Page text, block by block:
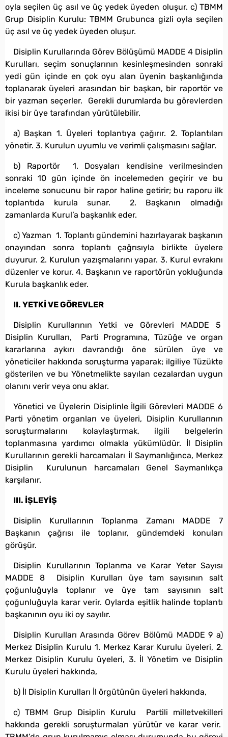
oyla seçilen üç asıl ve üç yedek üyeden oluşur. c) TBMM
Grup Disiplin Kurulu: TBMM Grubunca gizli oyla seçilen
üç asıl ve üç yedek üyeden oluşur.
Disiplin Kurullarında Görev Bölüşümü MADDE 4 Disiplin
Kurulları, seçim sonuçlarının kesinleşmesinden sonraki
yedi gün içinde en çok oyu alan üyenin başkanlığında
toplanarak üyeleri arasından bir başkan, bir raportör ve
bir yazman seçerler. Gerekli durumlarda bu görevlerden
ikisi bir üye tarafından yürütülebilir.
a) Başkan 1. Üyeleri toplantıya çağırır. 2. Toplantıları
yönetir. 3. Kurulun uyumlu ve verimli çalışmasını sağlar.
b) Raportör 1. Dosyaları kendisine verilmesinden
sonraki 10 gün içinde ön incelemeden geçirir ve bu
inceleme sonucunu bir rapor haline getirir; bu raporu ilk
toplantıda kurula sunar. 2. Başkanın olmadığı
zamanlarda Kurul’a başkanlık eder.
c) Yazman 1. Toplantı gündemini hazırlayarak başkanın
onayından sonra toplantı çağrısıyla birlikte üyelere
duyurur. 2. Kurulun yazışmalarını yapar. 3. Kurul evrakını
düzenler ve korur. 4. Başkanın ve raportörün yokluğunda
Kurula başkanlık eder.
II. YETKİ VE GÖREVLER
Disiplin Kurullarının Yetki ve Görevleri MADDE 5
Disiplin Kurulları, Parti Programına, Tüzüğe ve organ
kararlarına aykırı davrandığı öne sürülen üye ve
yöneticiler hakkında soruşturma yaparak; ilgiliye Tüzükte
gösterilen ve bu Yönetmelikte sayılan cezalardan uygun
olanını verir veya onu aklar.
Yönetici ve Üyelerin Disiplinle İlgili Görevleri MADDE 6
Parti yönetim organları ve üyeleri, Disiplin Kurullarının
soruşturmalarını kolaylaştırmak, ilgili belgelerin
toplanmasına yardımcı olmakla yükümlüdür. İl Disiplin
Kurullarının gerekli harcamaları İl Saymanlığınca, Merkez
Disiplin Kurulunun harcamaları Genel Saymanlıkça
karşılanır.
III. İŞLEYİŞ
Disiplin Kurullarının Toplanma Zamanı MADDE 7
Başkanın çağrısı ile toplanır, gündemdeki konuları
görüşür.
Disiplin Kurullarının Toplanma ve Karar Yeter Sayısı
MADDE 8 Disiplin Kurulları üye tam sayısının salt
çoğunluğuyla toplanır ve üye tam sayısının salt
çoğunluğuyla karar verir. Oylarda eşitlik halinde toplantı
başkanının oyu iki oy sayılır.
Disiplin Kurulları Arasında Görev Bölümü MADDE 9 a)
Merkez Disiplin Kurulu 1. Merkez Karar Kurulu üyeleri, 2.
Merkez Disiplin Kurulu üyeleri, 3. İl Yönetim ve Disiplin
Kurulu üyeleri hakkında,
b) İl Disiplin Kurulları İl örgütünün üyeleri hakkında,
c) TBMM Grup Disiplin Kurulu Partili milletvekilleri
hakkında gerekli soruşturmaları yürütür ve karar verir.